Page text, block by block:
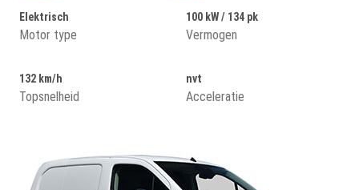
Elektrisch
Motor type
100 kW / 134 pk
Vermogen
132 km/h
Topsnelheid
nvt
Acceleratie